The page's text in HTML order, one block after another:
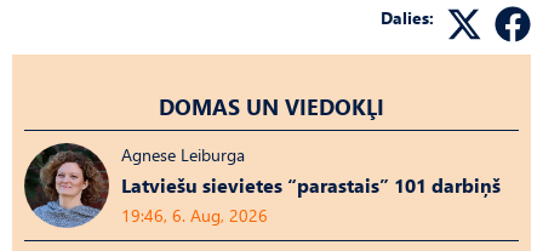
Dalies:
DOMAS UN VIEDOKĻI
Agnese Leiburga
Latviešu sievietes “parastais” 101 darbiņš
19:46, 6. Aug, 2026